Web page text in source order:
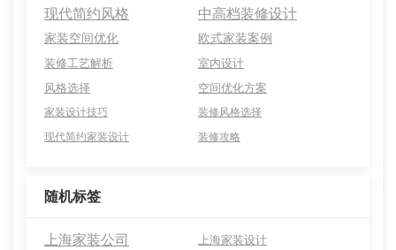
现代简约风格
中高档装修设计
家装空间优化 欧式家装案例
装修工艺解析
室内设计
风格选择
空间优化方案
家装设计技巧
装修风格选择
现代简约家装设计
装修攻略
随机标签
上海家装公司 上海家装设计